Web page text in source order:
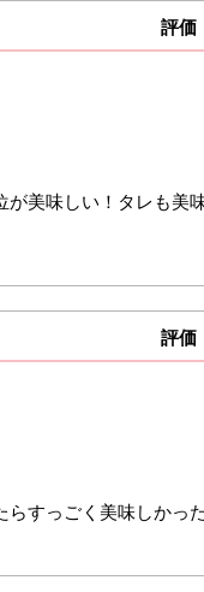
評価
美味しい！タレも美味
評価
すっごく美味しかっ